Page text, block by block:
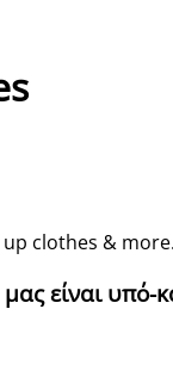
up clothes &
είναι υπό-